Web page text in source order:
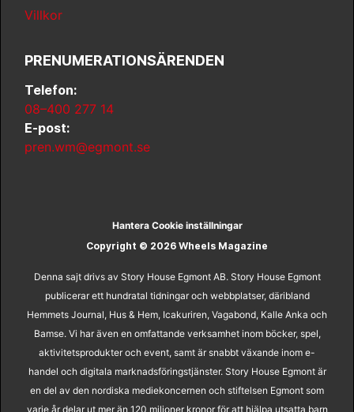
Villkor
PRENUMERATIONSÄRENDEN
Telefon:
08–400 277 14
E-post:
pren.wm@egmont.se
Hantera Cookie inställningar
Copyright © 2026 Wheels Magazine
Denna sajt drivs av Story House Egmont AB. Story House Egmont
publicerar ett hundratal tidningar och webbplatser, däribland
Hemmets Journal, Hus & Hem, Icakuriren, Vagabond, Kalle Anka och
Bamse. Vi har även en omfattande verksamhet inom böcker, spel,
aktivitetsprodukter och event, samt är snabbt växande inom e-
handel och digitala marknadsföringstjänster. Story House Egmont är
en del av den nordiska mediekoncernen och stiftelsen Egmont som
varje år delar ut mer än 120 miljoner kronor för att hjälpa utsatta barn